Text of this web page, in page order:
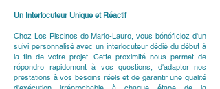
Un Interlocuteur Unique et Réactif
Chez Les Piscines de Marie-Laure, vous bénéficiez d'un
suivi personnalisé avec un interlocuteur dédié du début à
la fin de votre projet. Cette proximité nous permet de
répondre rapidement à vos questions, d'adapter nos
prestations à vos besoins réels et de garantir une qualité